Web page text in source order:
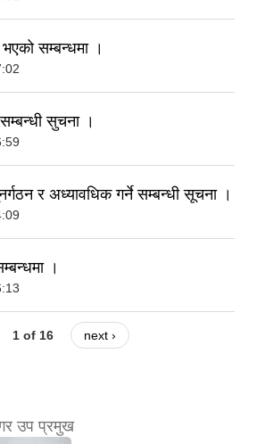
भएको सम्बन्धमा ।
सुचना ।
र अध्यावधिक गर्ने सम्बन्धी सूचना ।
।
1 of 16 next ›
उप प्रमुख